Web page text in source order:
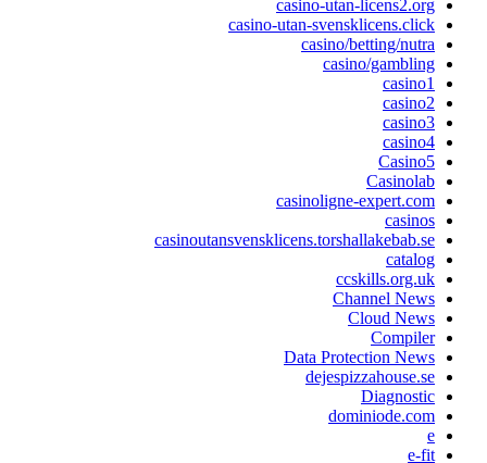
casino-utan-
casino-utan-
casino/betting/
casino/
casinoligne-
Channel
Cloud
Data Protection